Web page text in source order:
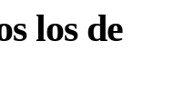
los de